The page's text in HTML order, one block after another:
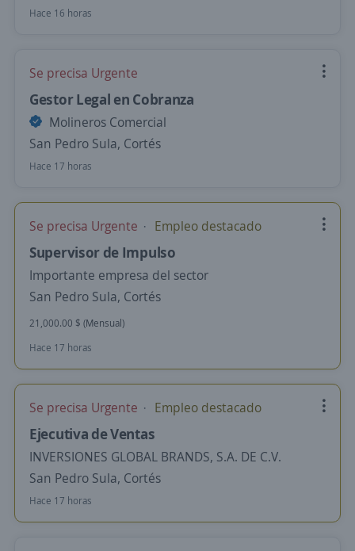
Hace 16 horas
Se precisa Urgente
Gestor Legal en Cobranza
Molineros Comercial
San Pedro Sula, Cortés
Hace 17 horas
Se precisa Urgente Empleo destacado
Supervisor de Impulso
Importante empresa del sector
San Pedro Sula, Cortés
21,000.00 $ (Mensual)
Hace 17 horas
Se precisa Urgente Empleo destacado
Ejecutiva de Ventas
INVERSIONES GLOBAL BRANDS, S.A. DE C.V.
San Pedro Sula, Cortés
Hace 17 horas